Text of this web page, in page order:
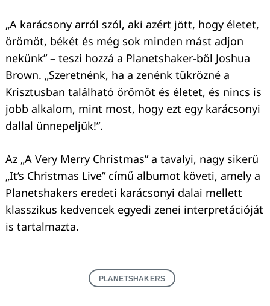
„A karácsony arról szól, aki azért jött, hogy életet,
örömöt, békét és még sok minden mást adjon
nekünk” – teszi hozzá a Planetshaker-ből Joshua
Brown. „Szeretnénk, ha a zenénk tükrözné a
Krisztusban található örömöt és életet, és nincs is
jobb alkalom, mint most, hogy ezt egy karácsonyi
dallal ünnepeljük!”.
Az „A Very Merry Christmas” a tavalyi, nagy sikerű
„It’s Christmas Live” című albumot követi, amely a
Planetshakers eredeti karácsonyi dalai mellett
klasszikus kedvencek egyedi zenei interpretációját
is tartalmazta.
PLANETSHAKERS